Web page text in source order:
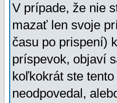
V prípade, že nie
mazať len svoje
času po prispení)
príspevok, objaví
koľkokrát ste
neodpovedal,